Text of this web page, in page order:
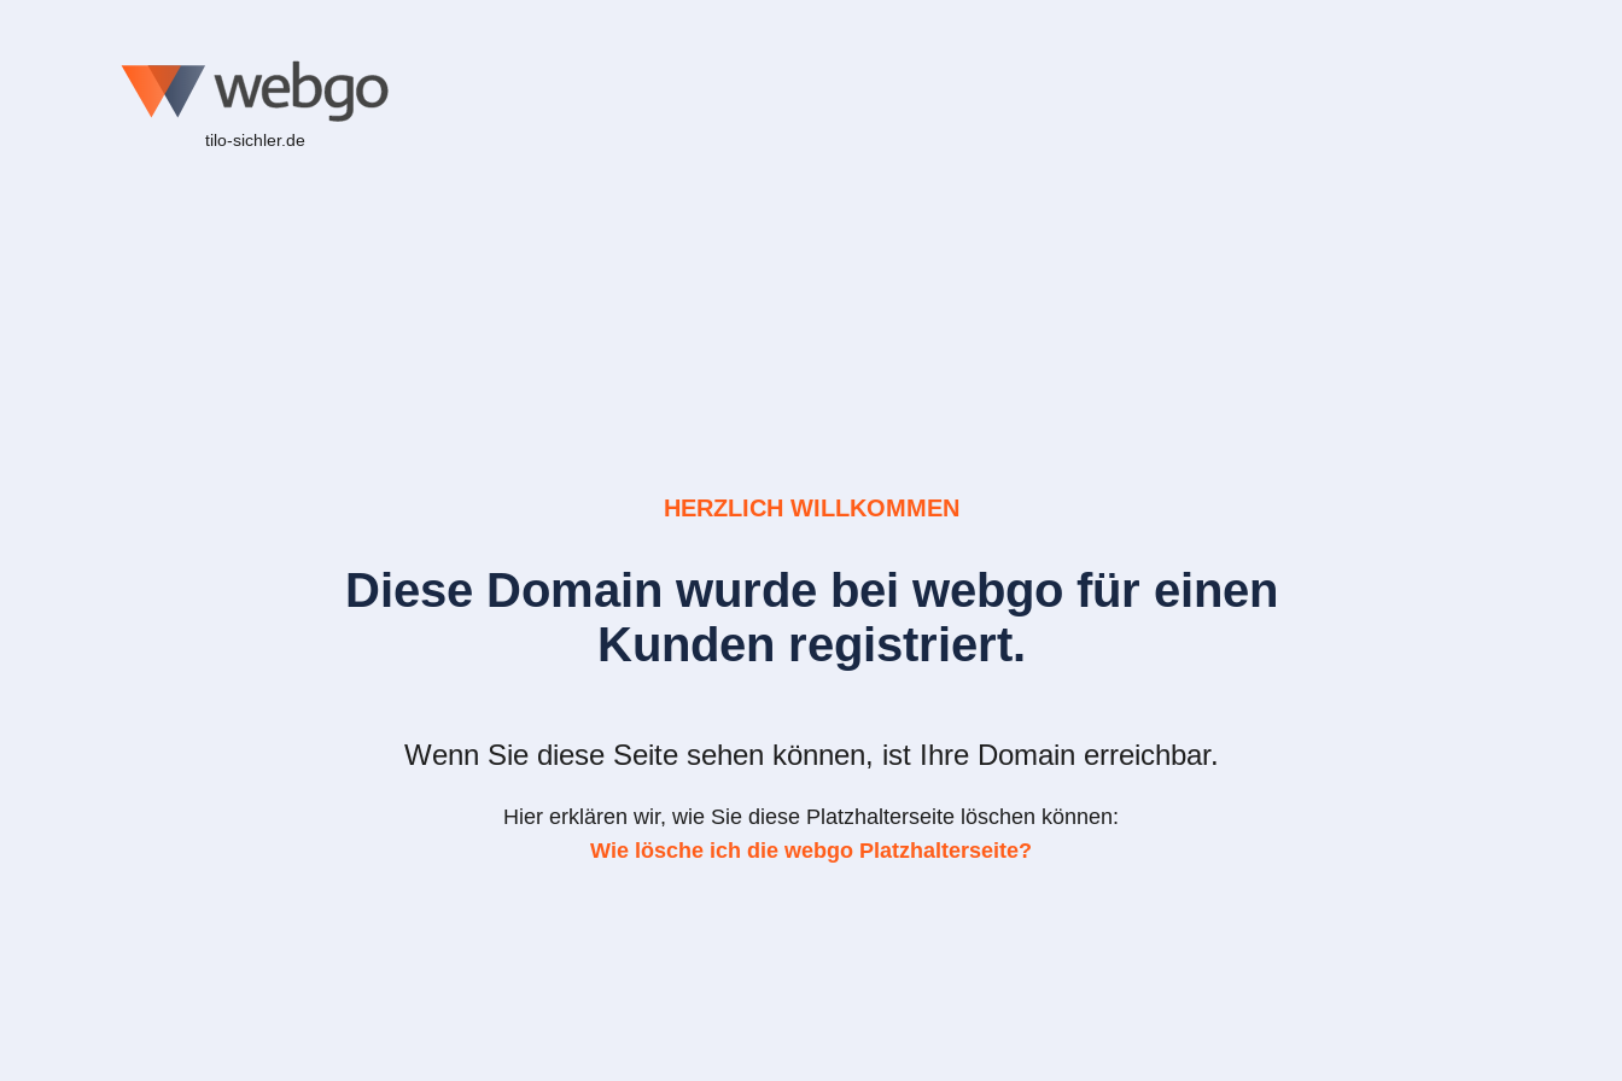
tilo-sichler.de
HERZLICH WILLKOMMEN
Diese Domain wurde bei webgo für einen
Kunden registriert.
Wenn Sie diese Seite sehen können, ist Ihre Domain erreichbar.
Hier erklären wir, wie Sie diese Platzhalterseite löschen können:
Wie lösche ich die webgo Platzhalterseite?